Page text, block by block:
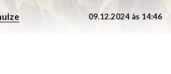
09.12.2024 às 14:46